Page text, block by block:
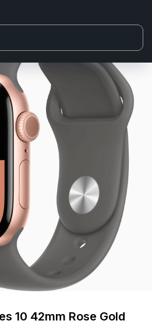
10 42mm Rose Gold